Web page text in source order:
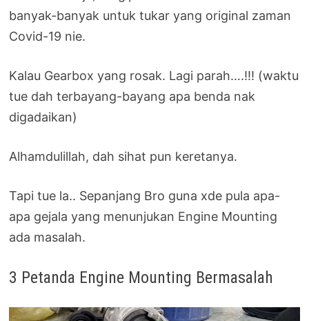
banyak-banyak untuk tukar yang original zaman
Covid-19 nie.
Kalau Gearbox yang rosak. Lagi parah….!!! (waktu
tue dah terbayang-bayang apa benda nak
digadaikan)
Alhamdulillah, dah sihat pun keretanya.
Tapi tue la.. Sepanjang Bro guna xde pula apa-
apa gejala yang menunjukan Engine Mounting
ada masalah.
3 Petanda Engine Mounting Bermasalah